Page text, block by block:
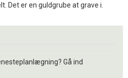
Det er en guldgrube at grave i.
Gå ind